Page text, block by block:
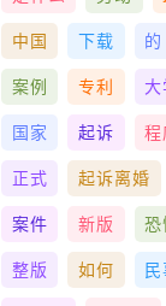
中国 下载 的
案例 专利 大
国家 起诉 程
正式 起诉离婚
案件 新版 恐
整版 如何